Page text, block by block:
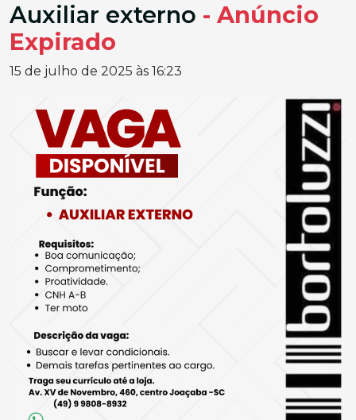
Auxiliar externo - Anúncio
Expirado
15 de julho de 2025 às 16:23